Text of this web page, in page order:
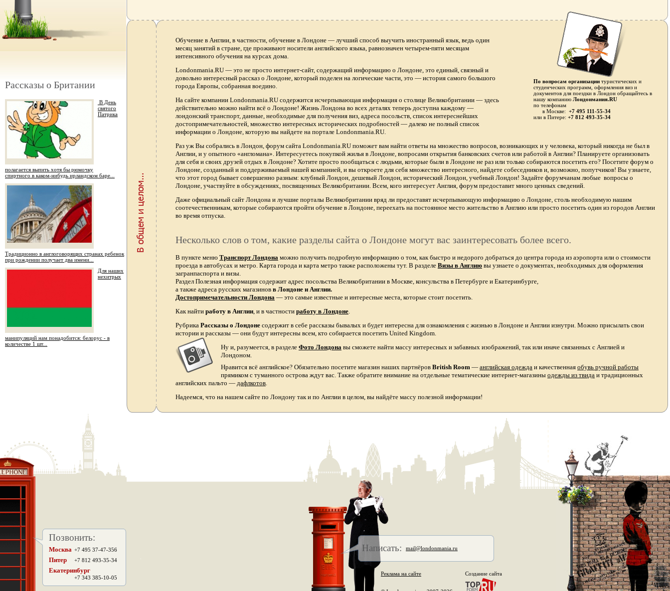
Рассказы о Британии
В День
святого
Патрика
полагается выпить хотя бы рюмочку
спиртного в каком-нибудь ирландском баре...
Традиционно в англоговорящих странах ребенок
при рождении получает два имени...
Для наших
нехитрых
манипуляций нам понадобится: белорус - в
количестве 1 шт...
По вопросам организации туристических и
студенческих программ, оформления виз и
документов для поездки в Лондон обращайтесь в
нашу компаниюЛондонмания.RU
по телефонам
в Москве:+7 495 111-55-34
или в Питере: +7 812 493-35-34
Обучение в Англии, в частности, обучение в Лондоне — лучший способ выучить иностранный язык, ведь один
месяц занятий в стране, где проживают носители английского языка, равнозначен четырем-пяти месяцам
интенсивного обучения на курсах дома.
Londonmania.RU — это не просто интернет-сайт, содержащий информацию о Лондоне, это единый, связный и
довольно интересный рассказ о Лондоне, который поделен на логические части, это — история самого большого
города Европы, собранная воедино.
На сайте компании Londonmania.RU содержится исчерпывающая информация о столице Великобритании — здесь
действительно можно найти всё о Лондоне! Жизнь Лондона во всех деталях теперь доступна каждому —
лондонский транспорт, данные, необходимые для получения виз, адреса посольств, список интереснейших
достопримечательностей, множество интересных исторических подробностей — далеко не полный список
информации о Лондоне, которую вы найдете на портале Londonmania.RU.
Раз уж Вы собрались в Лондон, форум сайта Londonmania.RU поможет вам найти ответы на множество вопросов, возникающих и у человека, который никогда не был в
Англии, и у опытного «англомана». Интересуетесь покупкой жилья в Лондоне, вопросами открытия банковских счетов или работой в Англии? Планируете организовать
для себя и своих друзей отдых в Лондоне? Хотите просто пообщаться с людьми, которые были в Лондоне не раз или только собираются посетить его? Посетите форум о
Лондоне, созданный и поддерживаемый нашей компанией, и вы откроете для себя множество интересного, найдете собеседников и, возможно, попутчиков! Вы узнаете,
что этот город бывает совершенно разным: клубный Лондон, дешевый Лондон, исторический Лондон, учебный Лондон! Задайте форумчанам любые вопросы о
Лондоне, участвуйте в обсуждениях, посвященных Великобритании. Всем, кого интересует Англия, форум предоставит много ценных сведений.
Даже официальный сайт Лондона и лучшие порталы Великобритании вряд ли предоставят исчерпывающую информацию о Лондоне, столь необходимую нашим
соотечественникам, которые собираются пройти обучение в Лондоне, переехать на постоянное место жительство в Англию или просто посетить один из городов Англии
во время отпуска.
Несколько слов о том, какие разделы сайта о Лондоне могут вас заинтересовать более всего.
В пункте меню Транспорт Лондона можно получить подробную информацию о том, как быстро и недорого добраться до центра города из аэропорта или о стоимости
проезда в автобусах и метро. Карта города и карта метро также расположены тут. В разделе Визы в Англию вы узнаете о документах, необходимых для оформления
загранпаспорта и визы.
Раздел Полезная информация содержит адрес посольства Великобритании в Москве, консульства в Петербурге и Екатеринбурге,
а также адреса русских магазинов в Лондоне и Англии.
Достопримечательности Лондона — это самые известные и интересные места, которые стоит посетить.
Как найти работу в Англии, и в частности работу в Лондоне.
Рубрика Рассказы о Лондоне содержит в себе рассказы бывалых и будет интересна для ознакомления с жизнью в Лондоне и Англии изнутри. Можно присылать свои
истории и рассказы — они будут интересны всем, кто собирается посетить United Kingdom.
Ну и, разумеется, в разделе Фото Лондона вы сможете найти массу интересных и забавных изображений, так или иначе связанных с Англией и
Лондоном.
Нравится всё английское? Обязательно посетите магазин наших партнёров British Room — английская одежда и качественная обувь ручной работы
прямиком с туманного острова ждут вас. Также обратите внимание на отдельные тематические интернет-магазины одежды из твида и традиционных
английских пальто — дафлкотов.
Надеемся, что на нашем сайте по Лондону так и по Англии в целом, вы найдёте массу полезной информации!
Позвонить:
Москва +7 495 37-47-356
Питер +7 812 493-35-34
Екатеринбург
+7 343 385-10-05
Написать: mail@londonmania.ru
Реклама на сайте Создание сайта